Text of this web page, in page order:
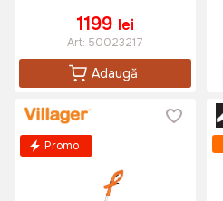
1199 lei
Art: 50023217
Adaugă
Promo